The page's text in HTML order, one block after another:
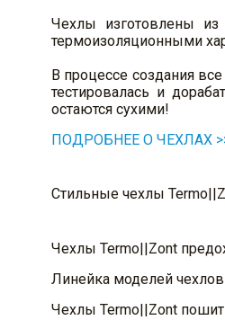
Чехлы изготовлены из
термоизоляционными
В процессе создания
тестировалась и
остаются сухими!
ПОДРОБНЕЕ О ЧЕХЛАХ
Стильные чехлы
Чехлы Termo||Zont
Линейка моделей
Чехлы Termo||Zont